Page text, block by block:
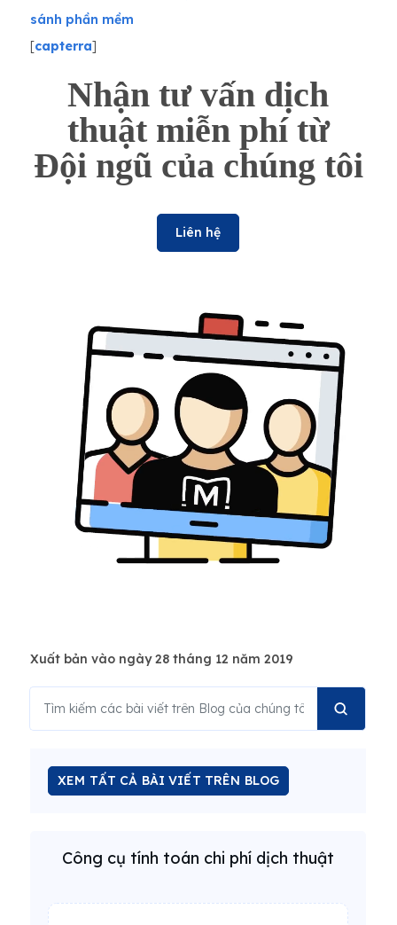
sánh phần mềm
[capterra]
Nhận tư vấn dịch
thuật miễn phí từ
Đội ngũ của chúng tôi
Liên hệ
Xuất bản vào ngày 28 tháng 12 năm 2019
XEM TẤT CẢ BÀI VIẾT TRÊN BLOG
Công cụ tính toán chi phí dịch thuật